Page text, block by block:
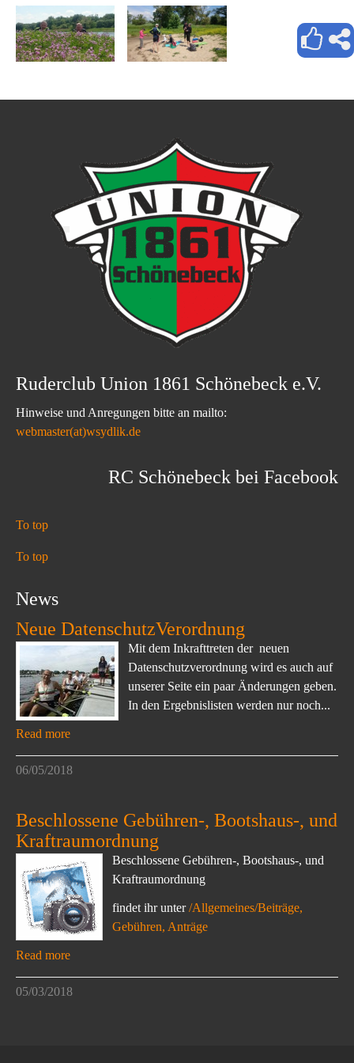
Ruderclub Union 1861 Schönebeck e.V.
Hinweise und Anregungen bitte an mailto:
webmaster(at)wsydlik.de
RC Schönebeck bei Facebook
To top
To top
News
Neue DatenschutzVerordnung
Mit dem Inkrafttreten der neuen
Datenschutzverordnung wird es auch auf
unserer Seite ein paar Änderungen geben.
In den Ergebnislisten werden nur noch...
Read more
06/05/2018
Beschlossene Gebühren-, Bootshaus-, und
Kraftraumordnung
Beschlossene Gebühren-, Bootshaus-, und
Kraftraumordnung
findet ihr unter/Allgemeines/Beiträge,
Gebühren, Anträge
Read more
05/03/2018